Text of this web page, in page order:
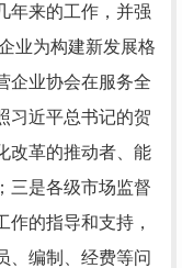
年来的工作，并强
业为构建新发展格
企业协会在服务全
习近平总书记的贺
改革的推动者、能
三是各级市场监督
的指导和支持，
、编制、经费等问